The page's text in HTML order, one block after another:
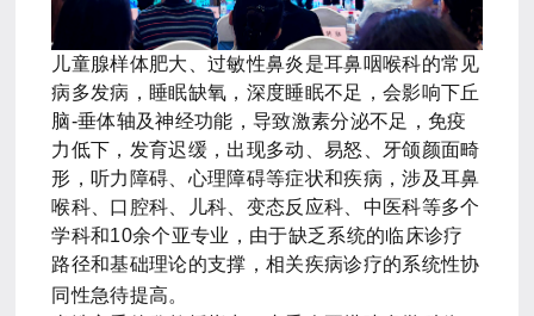
儿童腺样体肥大、过敏性鼻炎是耳鼻咽喉科的常见
病多发病，睡眠缺氧，深度睡眠不足，会影响下丘
脑-垂体轴及神经功能，导致激素分泌不足，免疫
力低下，发育迟缓，出现多动、易怒、牙颌颜面畸
形，听力障碍、心理障碍等症状和疾病，涉及耳鼻
喉科、口腔科、儿科、变态反应科、中医科等多个
学科和10余个亚专业，由于缺乏系统的临床诊疗
路径和基础理论的支撑，相关疾病诊疗的系统性协
同性急待提高。